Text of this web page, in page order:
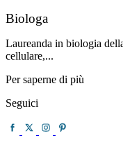
Biologa
Laureanda in biologia
cellulare,...
Per saperne di più
Seguici